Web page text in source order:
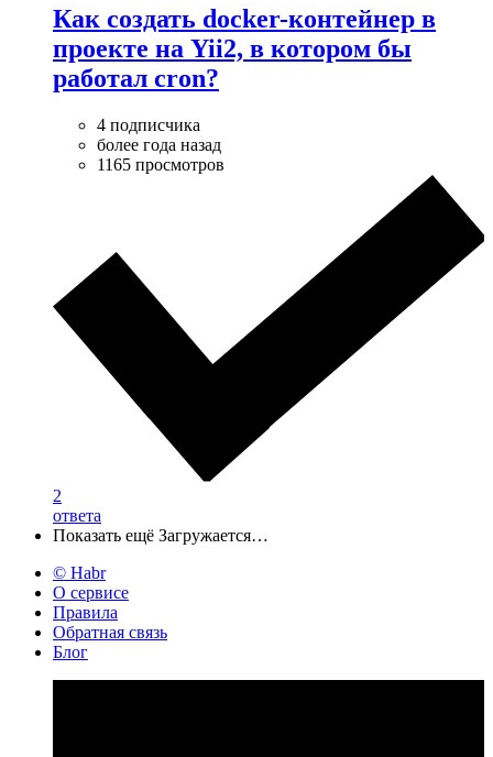
Как создать docker-контейнер в
проекте на Yii2, в котором бы
работал cron?
4 подписчика
более года назад
1165 просмотров
2
ответа
Показать ещё Загружается…
© Habr
О сервисе
Правила
Обратная связь
Блог